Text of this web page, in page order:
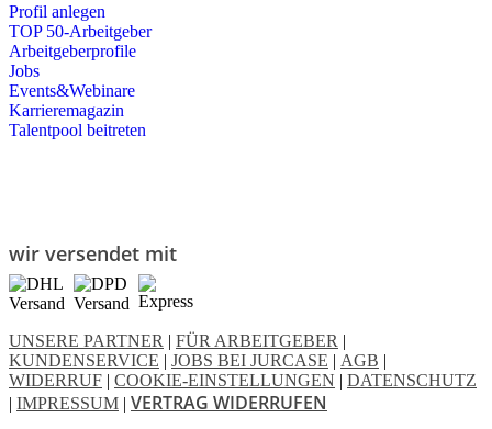
Profil anlegen
TOP 50-Arbeitgeber
Arbeitgeberprofile
Jobs
Events&Webinare
Karrieremagazin
Talentpool beitreten
wir versendet mit
UNSERE PARTNER | FÜR ARBEITGEBER |
KUNDENSERVICE | JOBS BEI JURCASE | AGB |
WIDERRUF | COOKIE-EINSTELLUNGEN | DATENSCHUTZ
| IMPRESSUM | VERTRAG WIDERRUFEN